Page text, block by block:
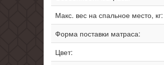
Макс. вес на спальное место, кг:
Форма поставки матраса:
Цвет: